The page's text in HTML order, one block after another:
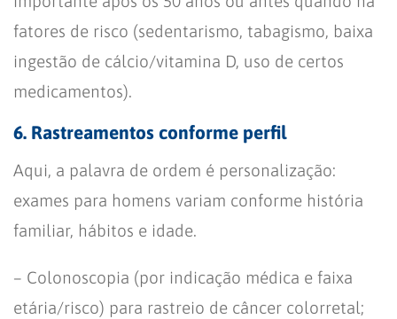
fatores de risco (sedentarismo, tabagismo, baixa
ingestão de cálcio/vitamina D, uso de certos
medicamentos).
6. Rastreamentos conforme perfil
Aqui, a palavra de ordem é personalização:
exames para homens variam conforme história
familiar, hábitos e idade.
– Colonoscopia (por indicação médica e faixa
etária/risco) para rastreio de câncer colorretal;